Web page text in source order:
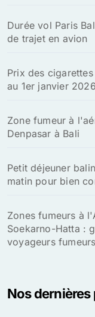
Durée vol Paris
de trajet en avion
Prix des
au 1er janvier 2026
Zone fumeur à
Denpasar à Bali
Petit déjeuner
matin pour bien
Zones fumeurs à
Soekarno-Hatta :
voyageurs fumeurs
Nos